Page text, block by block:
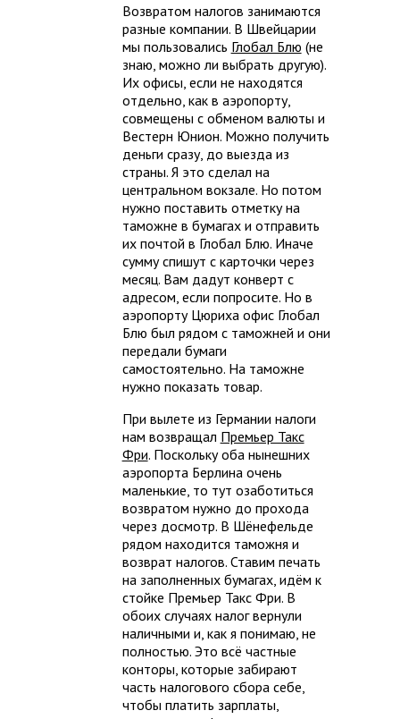
Возвратом налогов занимаются
разные компании. В Швейцарии
мы пользовались Глобал Блю (не
знаю, можно ли выбрать другую).
Их офисы, если не находятся
отдельно, как в аэропорту,
совмещены с обменом валюты и
Вестерн Юнион. Можно получить
деньги сразу, до выезда из
страны. Я это сделал на
центральном вокзале. Но потом
нужно поставить отметку на
таможне в бумагах и отправить
их почтой в Глобал Блю. Иначе
сумму спишут с карточки через
месяц. Вам дадут конверт с
адресом, если попросите. Но в
аэропорту Цюриха офис Глобал
Блю был рядом с таможней и они
передали бумаги
самостоятельно. На таможне
нужно показать товар.
При вылете из Германии налоги
нам возвращал Премьер Такс
Фри. Поскольку оба нынешних
аэропорта Берлина очень
маленькие, то тут озаботиться
возвратом нужно до прохода
через досмотр. В Шёнефельде
рядом находится таможня и
возврат налогов. Ставим печать
на заполненных бумагах, идём к
стойке Премьер Такс Фри. В
обоих случаях налог вернули
наличными и, как я понимаю, не
полностью. Это всё частные
конторы, которые забирают
часть налогового сбора себе,
чтобы платить зарплаты,